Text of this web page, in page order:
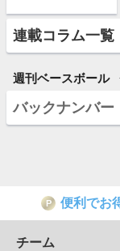
連載コラム一覧
週刊ベースボール
バックナンバー
P 便利でお
チーム